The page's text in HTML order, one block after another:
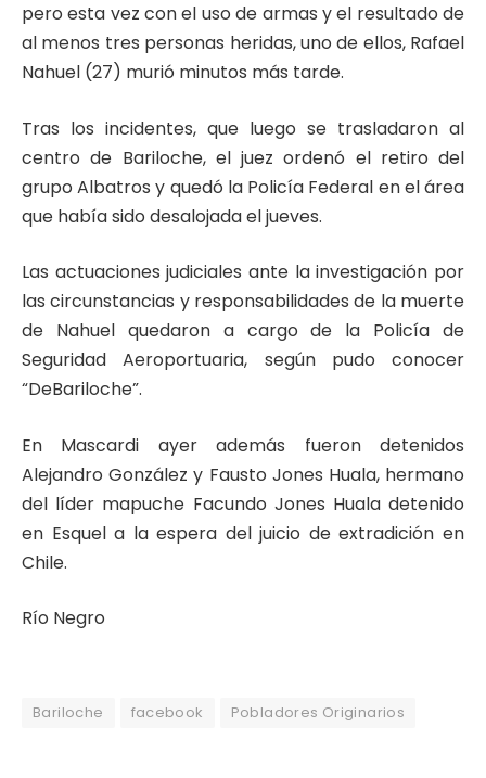
pero esta vez con el uso de armas y el resultado de
al menos tres personas heridas, uno de ellos, Rafael
Nahuel (27) murió minutos más tarde.
Tras los incidentes, que luego se trasladaron al
centro de Bariloche, el juez ordenó el retiro del
grupo Albatros y quedó la Policía Federal en el área
que había sido desalojada el jueves.
Las actuaciones judiciales ante la investigación por
las circunstancias y responsabilidades de la muerte
de Nahuel quedaron a cargo de la Policía de
Seguridad Aeroportuaria, según pudo conocer
“DeBariloche”.
En Mascardi ayer además fueron detenidos
Alejandro González y Fausto Jones Huala, hermano
del líder mapuche Facundo Jones Huala detenido
en Esquel a la espera del juicio de extradición en
Chile.
Río Negro
Bariloche facebook Pobladores Originarios